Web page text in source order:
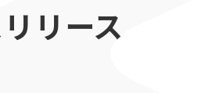
リース